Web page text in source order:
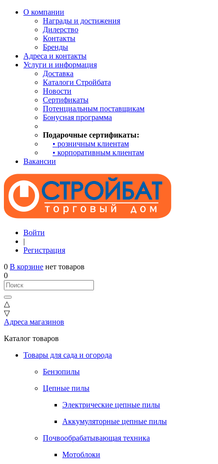
О компании
Награды и достижения
Дилерство
Контакты
Бренды
Адреса и контакты
Услуги и информация
Доставка
Каталоги Стройбата
Новости
Сертификаты
Потенциальным поставщикам
Бонусная программа
Подарочные сертификаты:
• розничным клиентам
• корпоративным клиентам
Вакансии
Войти
|
Регистрация
0 В корзине нет товаров
0
△
▽
Адреса магазинов
Каталог товаров
Товары для сада и огорода
Бензопилы
Цепные пилы
Электрические цепные пилы
Аккумуляторные цепные пилы
Почвообрабатывающая техника
Мотоблоки